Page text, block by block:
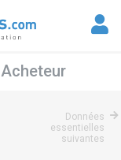
Acheteur
Données
essentielles
suivantes